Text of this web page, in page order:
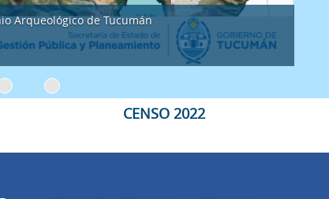
Patrimonio Arqueológico de Tucumán
CENSO 2022